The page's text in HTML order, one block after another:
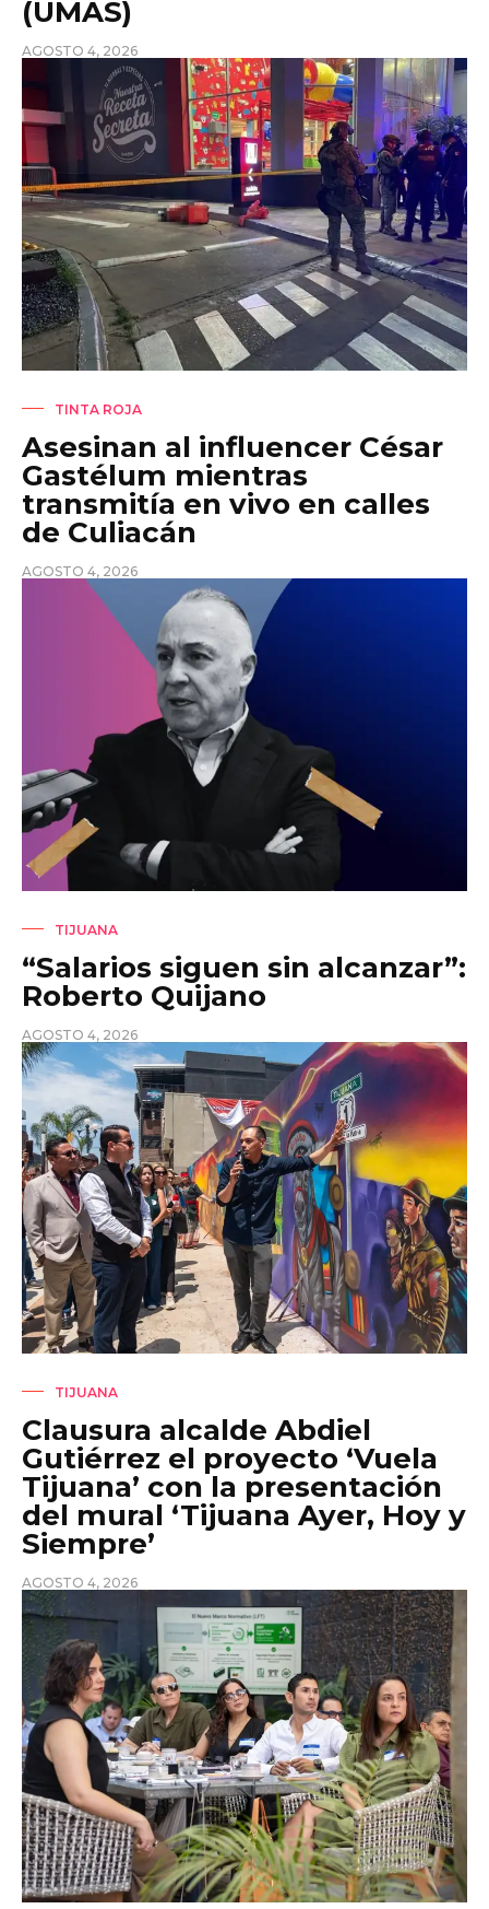
(UMAS)
AGOSTO 4, 2026
TINTA ROJA
Asesinan al influencer César
Gastélum mientras
transmitía en vivo en calles
de Culiacán
AGOSTO 4, 2026
TIJUANA
“Salarios siguen sin alcanzar”:
Roberto Quijano
AGOSTO 4, 2026
TIJUANA
Clausura alcalde Abdiel
Gutiérrez el proyecto ‘Vuela
Tijuana’ con la presentación
del mural ‘Tijuana Ayer, Hoy y
Siempre’
AGOSTO 4, 2026